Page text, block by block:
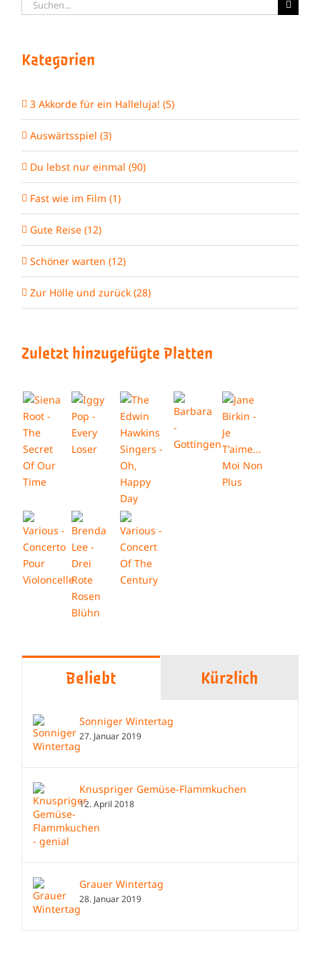
nach:
Kategorien
3 Akkorde für ein Halleluja! (5)
Auswärtsspiel (3)
Du lebst nur einmal (90)
Fast wie im Film (1)
Gute Reise (12)
Schöner warten (12)
Zur Hölle und zurück (28)
Zuletzt hinzugefügte Platten
Beliebt Kürzlich
Sonniger Wintertag
27. Januar 2019
Knuspriger Gemüse-Flammkuchen
12. April 2018
Grauer Wintertag
28. Januar 2019